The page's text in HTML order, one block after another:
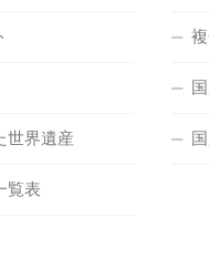
世界遺産
覧表